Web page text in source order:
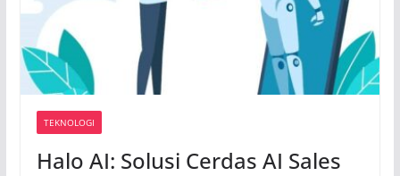
TEKNOLOGI
Halo AI: Solusi Cerdas AI Sales